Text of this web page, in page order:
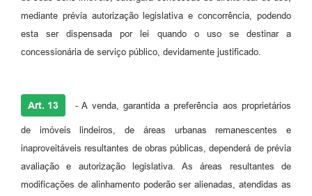
mediante prévia autorização legislativa e concorrência, podendo
esta ser dispensada por lei quando o uso se destinar a
concessionária de serviço público, devidamente justificado.
Art. 13 - A venda, garantida a preferência aos proprietários
de imóveis lindeiros, de áreas urbanas remanescentes e
inaproveitáveis resultantes de obras públicas, dependerá de prévia
avaliação e autorização legislativa. As áreas resultantes de
modificações de alinhamento poderão ser alienadas, atendidas as